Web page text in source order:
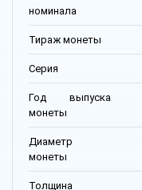
номинала
Тираж монеты
Серия
Год выпуска
монеты
Диаметр
монеты
Толщина